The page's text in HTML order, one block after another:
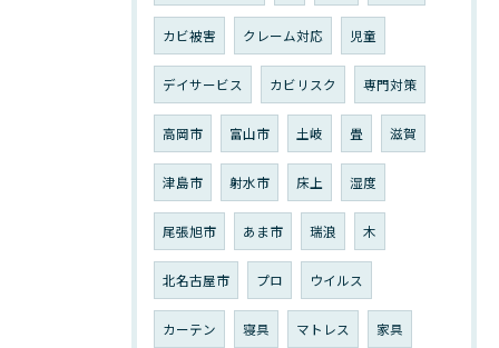
カビ被害 クレーム対応 児童
デイサービス カビリスク 専門対策
高岡市 富山市 土岐 畳 滋賀
津島市 射水市 床上 湿度
尾張旭市 あま市 瑞浪 木
北名古屋市 プロ ウイルス
カーテン 寝具 マトレス 家具